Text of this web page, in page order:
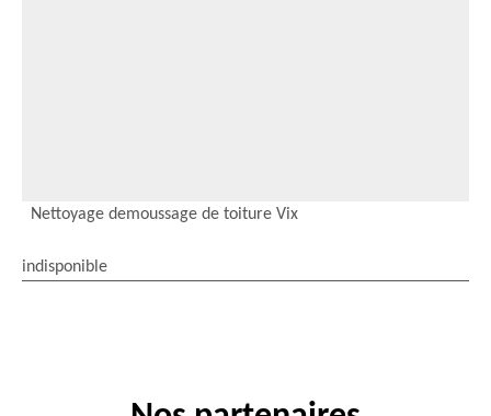
Nettoyage demoussage de toiture Vix
indisponible